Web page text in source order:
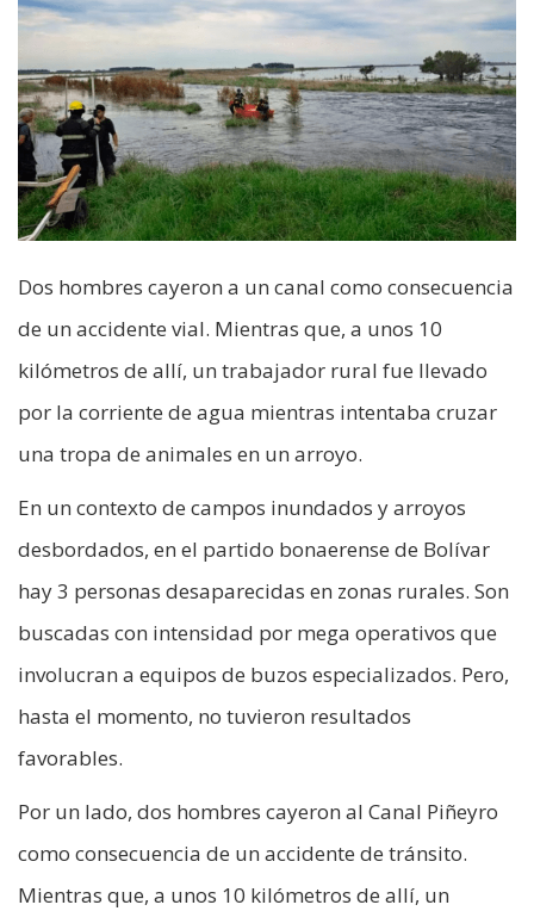
Dos hombres cayeron a un canal como consecuencia
de un accidente vial. Mientras que, a unos 10
kilómetros de allí, un trabajador rural fue llevado
por la corriente de agua mientras intentaba cruzar
una tropa de animales en un arroyo.
En un contexto de campos inundados y arroyos
desbordados, en el partido bonaerense de Bolívar
hay 3 personas desaparecidas en zonas rurales. Son
buscadas con intensidad por mega operativos que
involucran a equipos de buzos especializados. Pero,
hasta el momento, no tuvieron resultados
favorables.
Por un lado, dos hombres cayeron al Canal Piñeyro
como consecuencia de un accidente de tránsito.
Mientras que, a unos 10 kilómetros de allí, un